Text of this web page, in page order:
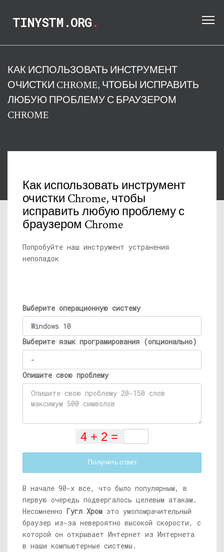
TINYSTM.ORG.
КАК ИСПОЛЬЗОВАТЬ ИНСТРУМЕНТ
ОЧИСТКИ CHROME, ЧТОБЫ ИСПРАВИТЬ
ЛЮБУЮ ПРОБЛЕМУ С БРАУЗЕРОМ
CHROME
Как использовать инструмент
очистки Chrome, чтобы
исправить любую проблему с
браузером Chrome
Попробуйте наш инструмент устранения
неполадок
Выберите операционную систему
Выберите язык програмирования (опционально)
Опишите свою проблему
Получить ответ
В начале 90-х все, что было популярным, в
первую очередь подвергалось целевым атакам.
Несомненно Гугл Хром это умопомрачительный
браузер из-за невероятно высокой скорости, с
которой он открывает Интернет из Интернета
в наши компьютерные системы.